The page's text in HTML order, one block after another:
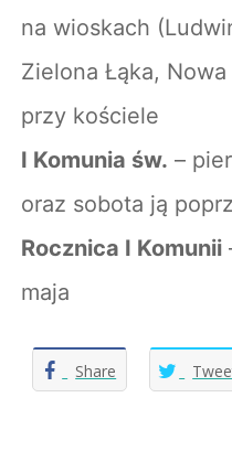
na wioskach
Zielona Łąka,
przy kościele
I Komunia św. –
oraz sobota ją
Rocznica I Komunii
maja
Share